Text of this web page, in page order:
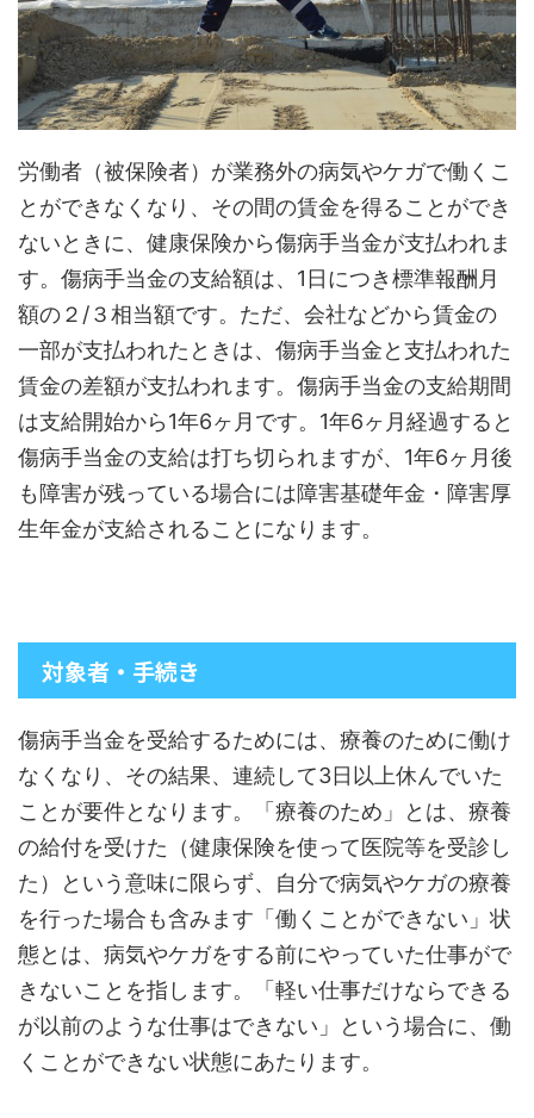
労働者（被保険者）が業務外の病気やケガで働くこ
とができなくなり、その間の賃金を得ることができ
ないときに、健康保険から傷病手当金が支払われま
す。傷病手当金の支給額は、1日につき標準報酬月
額の２/３相当額です。ただ、会社などから賃金の
一部が支払われたときは、傷病手当金と支払われた
賃金の差額が支払われます。傷病手当金の支給期間
は支給開始から1年6ヶ月です。1年6ヶ月経過すると
傷病手当金の支給は打ち切られますが、1年6ヶ月後
も障害が残っている場合には障害基礎年金・障害厚
生年金が支給されることになります。
対象者・手続き
傷病手当金を受給するためには、療養のために働け
なくなり、その結果、連続して3日以上休んでいた
ことが要件となります。「療養のため」とは、療養
の給付を受けた（健康保険を使って医院等を受診し
た）という意味に限らず、自分で病気やケガの療養
を行った場合も含みます「働くことができない」状
態とは、病気やケガをする前にやっていた仕事がで
きないことを指します。「軽い仕事だけならできる
が以前のような仕事はできない」という場合に、働
くことができない状態にあたります。